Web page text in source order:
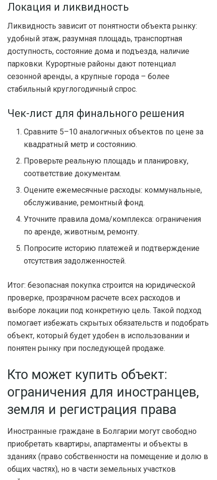
Локация и ликвидность
Ликвидность зависит от понятности объекта рынку:
удобный этаж, разумная площадь, транспортная
доступность, состояние дома и подъезда, наличие
парковки. Курортные районы дают потенциал
сезонной аренды, а крупные города – более
стабильный круглогодичный спрос.
Чек-лист для финального решения
Сравните 5–10 аналогичных объектов по цене за
квадратный метр и состоянию.
Проверьте реальную площадь и планировку,
соответствие документам.
Оцените ежемесячные расходы: коммунальные,
обслуживание, ремонтный фонд.
Уточните правила дома/комплекса: ограничения
по аренде, животным, ремонту.
Попросите историю платежей и подтверждение
отсутствия задолженностей.
Итог: безопасная покупка строится на юридической
проверке, прозрачном расчете всех расходов и
выборе локации под конкретную цель. Такой подход
помогает избежать скрытых обязательств и подобрать
объект, который будет удобен в использовании и
понятен рынку при последующей продаже.
Кто может купить объект:
ограничения для иностранцев,
земля и регистрация права
Иностранные граждане в Болгарии могут свободно
приобретать квартиры, апартаменты и объекты в
зданиях (право собственности на помещение и долю в
общих частях), но в части земельных участков